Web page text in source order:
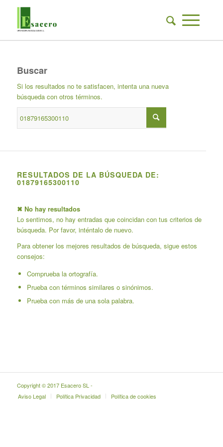
Buscar
Si los resultados no te satisfacen, intenta una nueva
búsqueda con otros términos.
RESULTADOS DE LA BÚSQUEDA DE:
01879165300110
✖ No hay resultados
Lo sentimos, no hay entradas que coincidan con tus criterios de
búsqueda. Por favor, inténtalo de nuevo.
Para obtener los mejores resultados de búsqueda, sigue estos
consejos:
Comprueba la ortografía.
Prueba con términos similares o sinónimos.
Prueba con más de una sola palabra.
Copyright © 2017 Esacero SL -
Aviso Legal
Política Privacidad Política de cookies